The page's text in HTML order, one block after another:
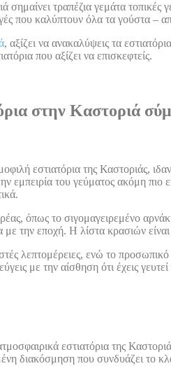
σημαίνει τραπέζια γεμάτα
που καλύπτουν όλα τα γούστα –
, αξίζει να ανακαλύψεις τα
που αξίζει να επισκεφτείς.
στην Καστοριά
εστιατόρια της Καστοριάς,
εμπειρία του γεύματος ακόμη
όπως το σιγομαγειρεμένο
την εποχή. Η λίστα κρασιών
λεπτομέρειες, ενώ το προσωπικό
με την αίσθηση ότι έχεις
εστιατόρια της
διακόσμηση που συνδυάζει το